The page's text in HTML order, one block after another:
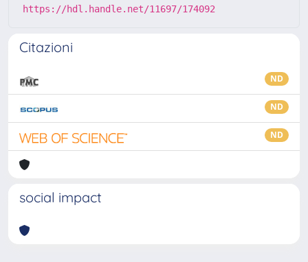
https://hdl.handle.net/11697/174092
Citazioni
ND
ND
ND
social impact